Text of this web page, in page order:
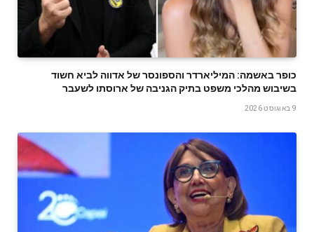
כופר באשמה: המיליארדר והספונסר של אדווה לביא חשוד
בשיבוש מהלכי משפט בתיק הגניבה של ארוסתו לשעבר
9 באוגוסט 2026